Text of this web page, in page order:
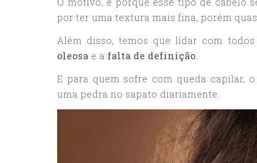
por ter uma textura mais fina, porém
Além disso, temos que lidar com
oleosa e a falta de definição.
E para quem sofre com queda capilar,
uma pedra no sapato diariamente.